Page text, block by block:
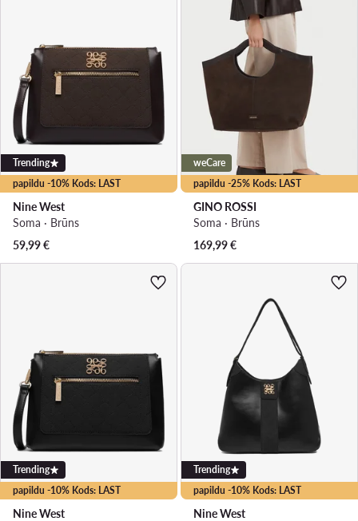
papildu -10% Kods: LAST
Trending
Nine West
Soma · Brūns
59,99€
papildu -25% Kods: LAST
weCare
GINO ROSSI
Soma · Brūns
169,99€
papildu -10% Kods: LAST
Trending
Nine West
papildu -10% Kods: LAST
Trending
Nine West